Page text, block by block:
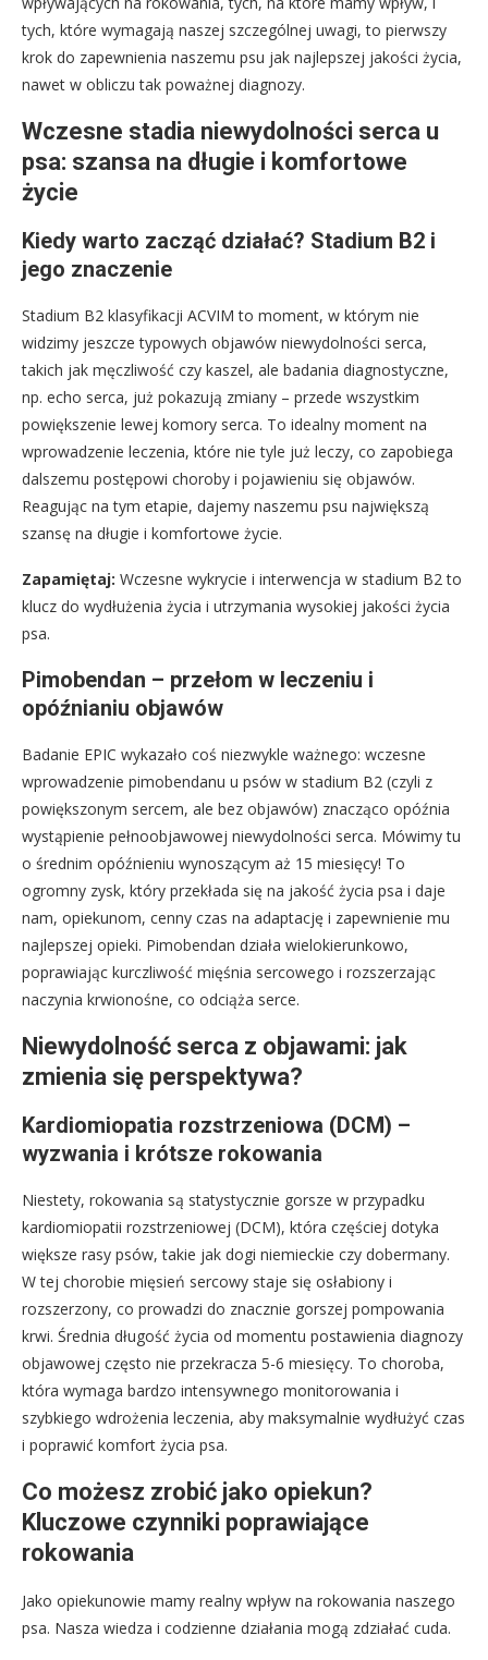
tych, które wymagają naszej szczególnej uwagi, to pierwszy
krok do zapewnienia naszemu psu jak najlepszej jakości życia,
nawet w obliczu tak poważnej diagnozy.
Wczesne stadia niewydolności serca u
psa: szansa na długie i komfortowe
życie
Kiedy warto zacząć działać? Stadium B2 i
jego znaczenie
Stadium B2 klasyfikacji ACVIM to moment, w którym nie
widzimy jeszcze typowych objawów niewydolności serca,
takich jak męczliwość czy kaszel, ale badania diagnostyczne,
np. echo serca, już pokazują zmiany – przede wszystkim
powiększenie lewej komory serca. To idealny moment na
wprowadzenie leczenia, które nie tyle już leczy, co zapobiega
dalszemu postępowi choroby i pojawieniu się objawów.
Reagując na tym etapie, dajemy naszemu psu największą
szansę na długie i komfortowe życie.
Zapamiętaj: Wczesne wykrycie i interwencja w stadium B2 to
klucz do wydłużenia życia i utrzymania wysokiej jakości życia
psa.
Pimobendan – przełom w leczeniu i
opóźnianiu objawów
Badanie EPIC wykazało coś niezwykle ważnego: wczesne
wprowadzenie pimobendanu u psów w stadium B2 (czyli z
powiększonym sercem, ale bez objawów) znacząco opóźnia
wystąpienie pełnoobjawowej niewydolności serca. Mówimy tu
o średnim opóźnieniu wynoszącym aż 15 miesięcy! To
ogromny zysk, który przekłada się na jakość życia psa i daje
nam, opiekunom, cenny czas na adaptację i zapewnienie mu
najlepszej opieki. Pimobendan działa wielokierunkowo,
poprawiając kurczliwość mięśnia sercowego i rozszerzając
naczynia krwionośne, co odciąża serce.
Niewydolność serca z objawami: jak
zmienia się perspektywa?
Kardiomiopatia rozstrzeniowa (DCM) –
wyzwania i krótsze rokowania
Niestety, rokowania są statystycznie gorsze w przypadku
kardiomiopatii rozstrzeniowej (DCM), która częściej dotyka
większe rasy psów, takie jak dogi niemieckie czy dobermany.
W tej chorobie mięsień sercowy staje się osłabiony i
rozszerzony, co prowadzi do znacznie gorszej pompowania
krwi. Średnia długość życia od momentu postawienia diagnozy
objawowej często nie przekracza 5-6 miesięcy. To choroba,
która wymaga bardzo intensywnego monitorowania i
szybkiego wdrożenia leczenia, aby maksymalnie wydłużyć czas
i poprawić komfort życia psa.
Co możesz zrobić jako opiekun?
Kluczowe czynniki poprawiające
rokowania
Jako opiekunowie mamy realny wpływ na rokowania naszego
psa. Nasza wiedza i codzienne działania mogą zdziałać cuda.